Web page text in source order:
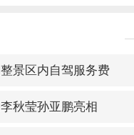
景区内自驾服务费
秋莹孙亚鹏亮相